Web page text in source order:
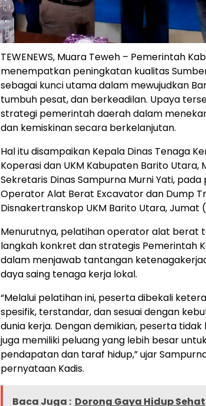
TEWENEWS, Muara Teweh – Pemerintah
menempatkan peningkatan kualitas
sebagai kunci utama dalam mewujudkan
tumbuh pesat, dan berkeadilan. Upaya
strategi pemerintah daerah dalam
dan kemiskinan secara berkelanjutan.
Hal itu disampaikan Kepala Dinas Tenaga
Koperasi dan UKM Kabupaten Barito Utara,
Sekretaris Dinas Sampurna Murni Yati,
Operator Alat Berat Excavator dan Dump
Disnakertranskop UKM Barito Utara, Jumat
Menurutnya, pelatihan operator alat berat
langkah konkret dan strategis Pemerintah
dalam menjawab tantangan
daya saing tenaga kerja lokal.
“Melalui pelatihan ini, peserta dibekali
spesifik, terstandar, dan sesuai dengan
dunia kerja. Dengan demikian, peserta
juga memiliki peluang yang lebih besar
pendapatan dan taraf hidup,” ujar
pernyataan Kadis.
Baca Juga : Dorong Gaya Hidup